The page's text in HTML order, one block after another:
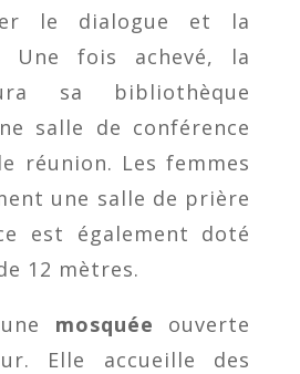
le dialogue et la
Une fois achevé, la
sa bibliothèque
salle de conférence
réunion. Les femmes
une salle de prière
est également doté
12 mètres.
mosquée ouverte
Elle accueille des